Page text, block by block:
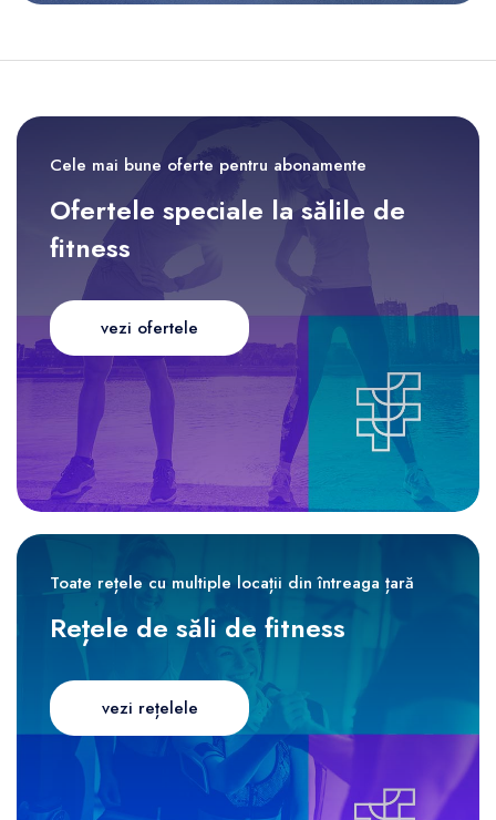
Cele mai bune oferte pentru abonamente
Ofertele speciale la sălile de
fitness
vezi ofertele
Toate rețele cu multiple locații din întreaga țară
Rețele de săli de fitness
vezi rețelele